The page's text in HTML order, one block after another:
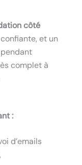
côté
et un
complet à
:
d’emails